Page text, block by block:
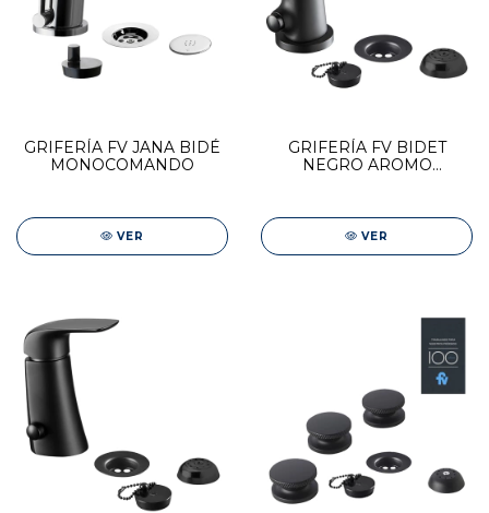
GRIFERÍA FV JANA BIDÉ
MONOCOMANDO
VER
GRIFERÍA FV BIDET
NEGRO AROMO
VER